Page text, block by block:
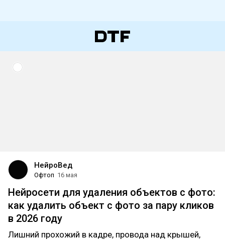
НейроВед
Офтоп 16 мая
Нейросети для удаления объектов с фото:
как удалить объект с фото за пару кликов
в 2026 году
Лишний прохожий в кадре, провода над крышей,